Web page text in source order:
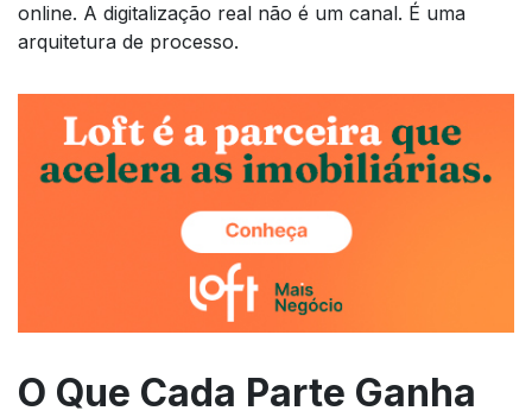
online. A digitalização real não é um canal. É uma
arquitetura de processo.
O Que Cada Parte Ganha